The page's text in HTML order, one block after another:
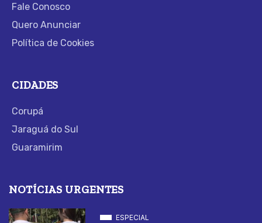
Fale Conosco
Quero Anunciar
Política de Cookies
CIDADES
Corupá
Jaraguá do Sul
Guaramirim
NOTÍCIAS URGENTES
ESPECIAL